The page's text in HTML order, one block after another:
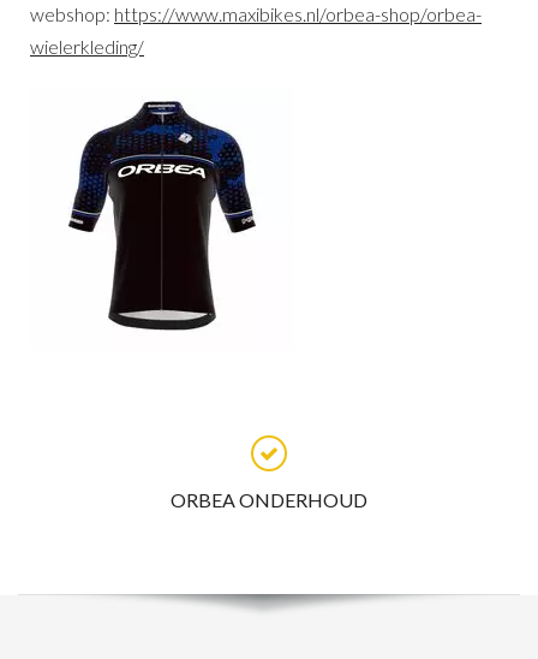
webshop: https://www.maxibikes.nl/orbea-shop/orbea-
wielerkleding/
ORBEA ONDERHOUD